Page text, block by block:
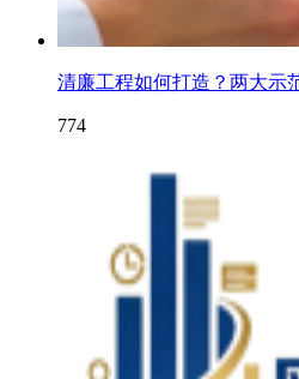
清廉工程如何打造？两大示
774